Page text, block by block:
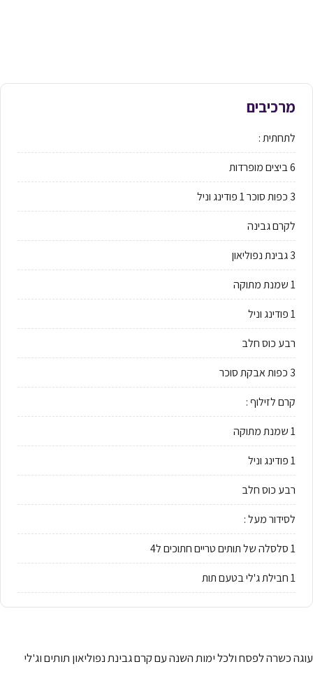
מרכיבים
לתחתית :
6 ביצים מופרדות
3 כפות סוכר 1 פודינג וניל
לקרם גבינה
3 גבינת נפוליאון
1 שמנת מתוקה
1 פודינג וניל
רבע כוס חלב
3 כפות אבקת סוכר
קרם לזילוף :
1 שמנת מתוקה
1 פודינג וניל
רבע כוס חלב
לסידור מעל :
1 סלסלה של תותים טריים חתוכים ל4
1 חבילת ג'לי בטעם תות
עוגה כשרה לפסח ולכל ימות השנה עם קרם גבינת נפוליאון תותים וג'לי